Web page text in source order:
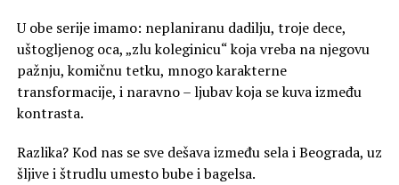
U obe serije imamo: neplaniranu dadilju, troje dece,
uštogljenog oca, „zlu koleginicu“ koja vreba na njegovu
pažnju, komičnu tetku, mnogo karakterne
transformacije, i naravno – ljubav koja se kuva između
kontrasta.
Razlika? Kod nas se sve dešava između sela i Beograda, uz
šljive i štrudlu umesto bube i bagelsa.